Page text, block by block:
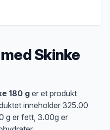
Skinke
180 g er et produkt
inneholder 325.00
g er fett, 3.00g er